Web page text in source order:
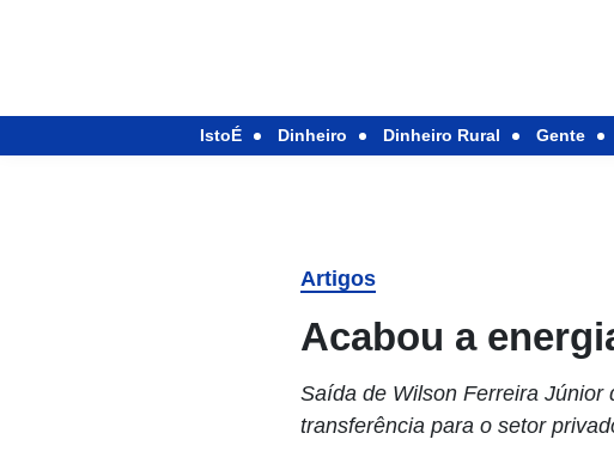
IstoÉ Dinheiro Dinheiro Rural Gente
Artigos
Acabou a
Saída de Wilson Ferreira Júnior
transferência para o setor